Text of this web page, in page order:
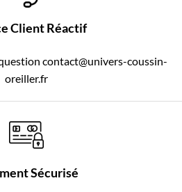
Client Réactif
contact@univers-coussin-
oreiller.fr
Sécurisé